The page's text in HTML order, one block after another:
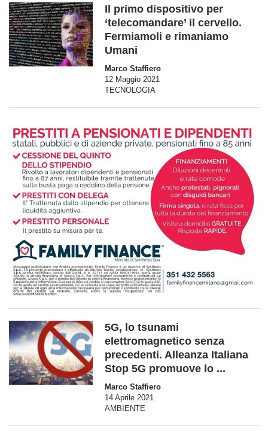
Il primo dispositivo per
‘telecomandare’ il cervello.
Fermiamoli e rimaniamo
Umani
Marco Staffiero
12 Maggio 2021
TECNOLOGIA
5G, lo tsunami
elettromagnetico senza
precedenti. Alleanza Italiana
Stop 5G promuove lo ...
Marco Staffiero
14 Aprile 2021
AMBIENTE